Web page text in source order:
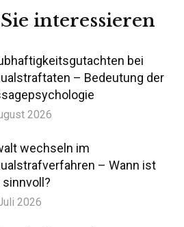
interessieren
bei
– Bedeutung der
2026
wechseln im
– Wann ist
sinnvoll?
2026